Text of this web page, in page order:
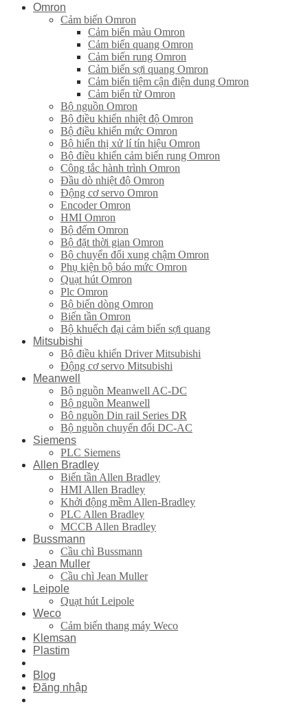
Omron
Cảm biến Omron
Cảm biến màu Omron
Cảm biến quang Omron
Cảm biến rung Omron
Cảm biến sợi quang Omron
Cảm biến tiệm cận điện dung Omron
Cảm biến từ Omron
Bộ nguồn Omron
Bộ điều khiển nhiệt độ Omron
Bộ điều khiển mức Omron
Bộ hiển thị xử lí tín hiệu Omron
Bộ điều khiển cảm biến rung Omron
Công tắc hành trình Omron
Đầu dò nhiệt độ Omron
Động cơ servo Omron
Encoder Omron
HMI Omron
Bộ đếm Omron
Bộ đặt thời gian Omron
Bộ chuyển đổi xung chậm Omron
Phụ kiện bộ báo mức Omron
Quạt hút Omron
Plc Omron
Bộ biến dòng Omron
Biến tần Omron
Bộ khuếch đại cảm biến sợi quang
Mitsubishi
Bộ điều khiển Driver Mitsubishi
Động cơ servo Mitsubishi
Meanwell
Bộ nguồn Meanwell AC-DC
Bộ nguồn Meanwell
Bô nguồn Din rail Series DR
Bộ nguồn chuyển đổi DC-AC
Siemens
PLC Siemens
Allen Bradley
Biến tần Allen Bradley
HMI Allen Bradley
Khởi động mềm Allen-Bradley
PLC Allen Bradley
MCCB Allen Bradley
Bussmann
Cầu chì Bussmann
Jean Muller
Cầu chì Jean Muller
Leipole
Quạt hút Leipole
Weco
Cảm biến thang máy Weco
Klemsan
Plastim
Blog
Đăng nhập